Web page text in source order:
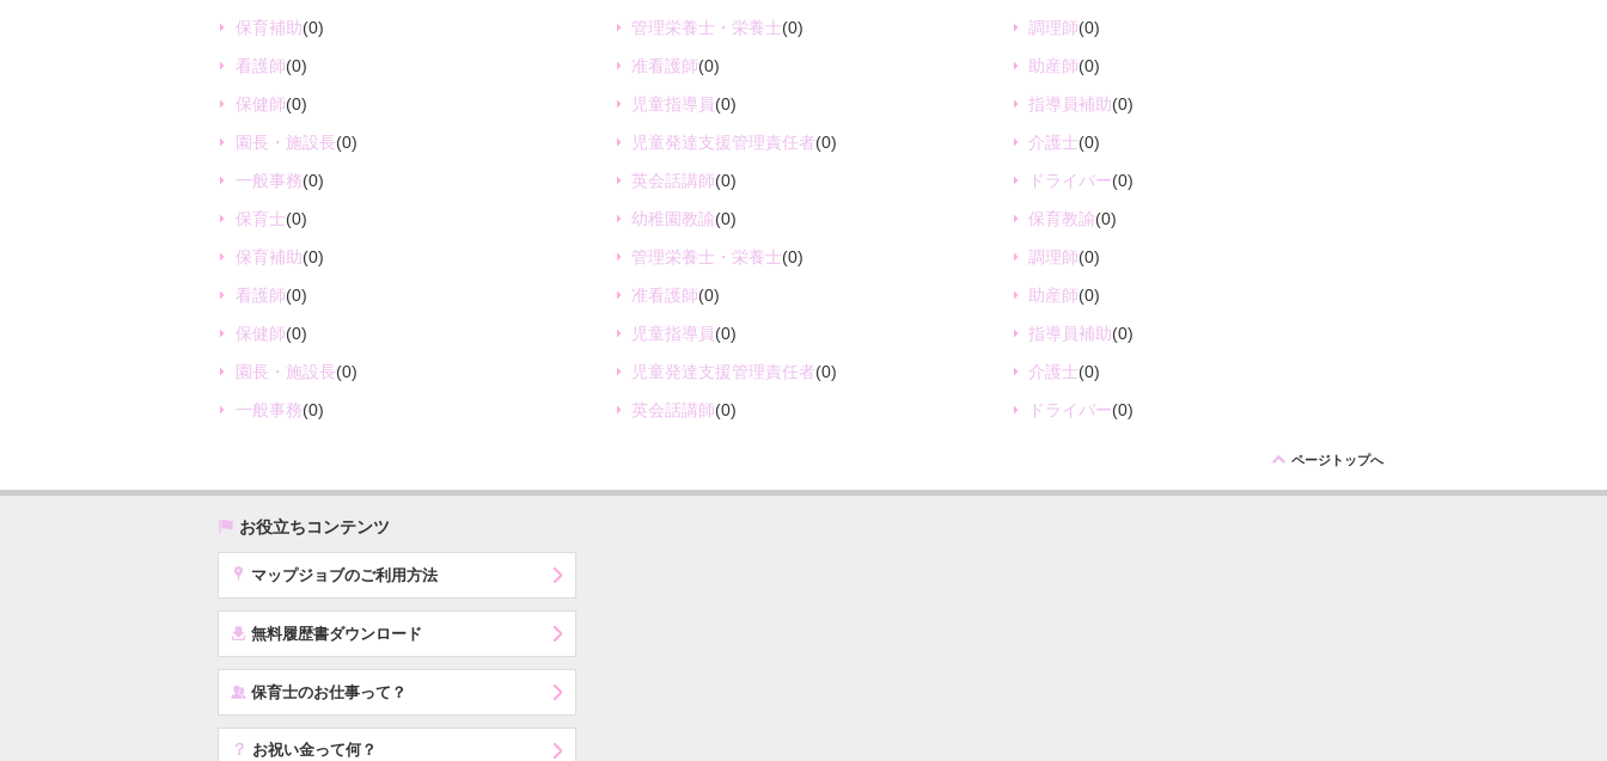
保育補助(0) 管理栄養士・栄養士(0) 調理師(0)
看護師(0) 准看護師(0) 助産師(0)
保健師(0) 児童指導員(0) 指導員補助(0)
園長・施設長(0) 児童発達支援管理責任者(0) 介護士(0)
一般事務(0) 英会話講師(0) ドライバー(0)
保育士(0) 幼稚園教諭(0) 保育教諭(0)
保育補助(0) 管理栄養士・栄養士(0) 調理師(0)
看護師(0) 准看護師(0) 助産師(0)
保健師(0) 児童指導員(0) 指導員補助(0)
園長・施設長(0) 児童発達支援管理責任者(0) 介護士(0)
一般事務(0) 英会話講師(0) ドライバー(0)
ü ページトップへ
( お役立ちコンテンツ
x マップジョブのご利用方法
í 無料履歴書ダウンロード
‰ 保育士のお仕事って？
？ お祝い金って何？